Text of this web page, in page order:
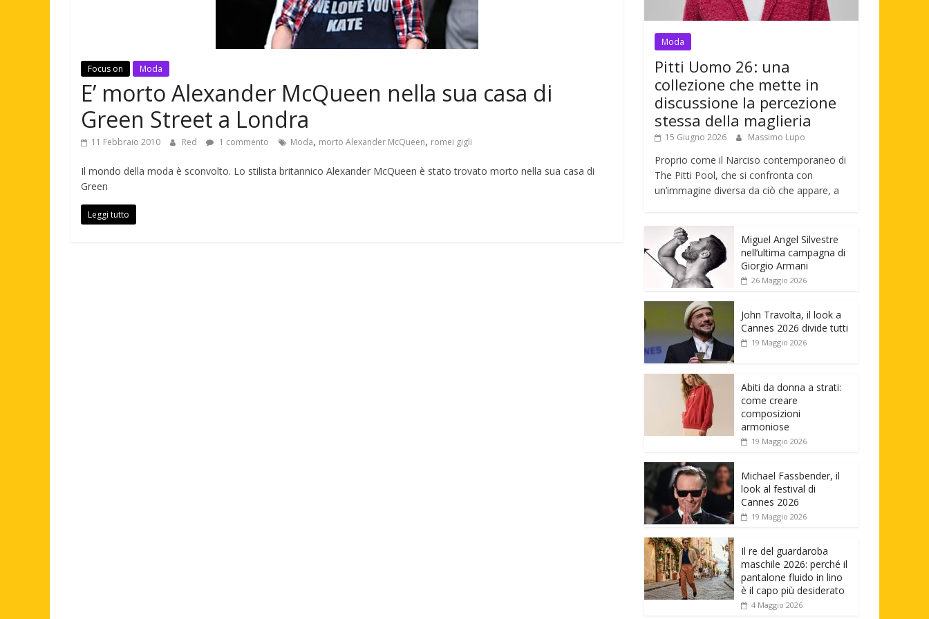
Focus on Moda
E’ morto Alexander McQueen nella sua casa di
Green Street a Londra
11 Febbraio 2010 Red 1 commento Moda, morto Alexander McQueen, romei gigli
Il mondo della moda è sconvolto. Lo stilista britannico Alexander McQueen è stato trovato morto nella sua casa di
Green
Leggi tutto
Moda
Pitti Uomo 26: una
collezione che mette in
discussione la percezione
stessa della maglieria
15 Giugno 2026 Massimo Lupo
Proprio come il Narciso contemporaneo di
The Pitti Pool, che si confronta con
un’immagine diversa da ciò che appare, a
Miguel Angel Silvestre
nell’ultima campagna di
Giorgio Armani
26 Maggio 2026
John Travolta, il look a
Cannes 2026 divide tutti
19 Maggio 2026
Abiti da donna a strati:
come creare
composizioni
armoniose
19 Maggio 2026
Michael Fassbender, il
look al festival di
Cannes 2026
19 Maggio 2026
Il re del guardaroba
maschile 2026: perché il
pantalone fluido in lino
è il capo più desiderato
4 Maggio 2026